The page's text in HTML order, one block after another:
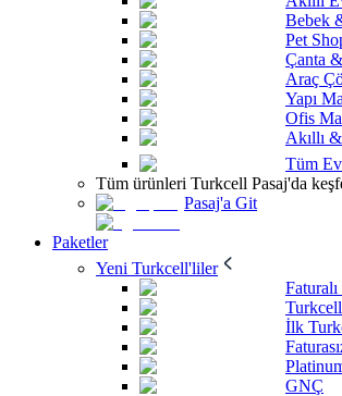
Bebek
Pet
Çanta
Araç
Yapı
Ofis
Akıllı
Tüm
Tüm ürünleri Turkcell Pasaj'da
Pasaj'a Git
Paketler
Yeni Turkcell'liler
İlk
GNÇ